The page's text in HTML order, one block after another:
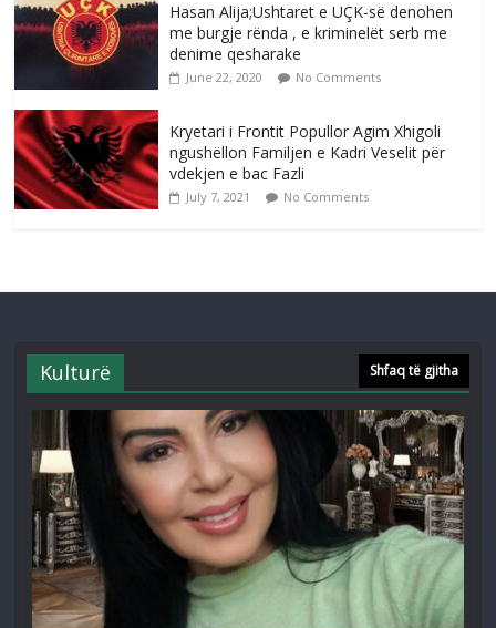
Hasan Alija;Ushtaret e UÇK-së denohen
me burgje rënda , e kriminelët serb me
denime qesharake
June 22, 2020 No Comments
Kryetari i Frontit Popullor Agim Xhigoli
ngushëllon Familjen e Kadri Veselit për
vdekjen e bac Fazli
July 7, 2021 No Comments
Kulturë Shfaq të gjitha